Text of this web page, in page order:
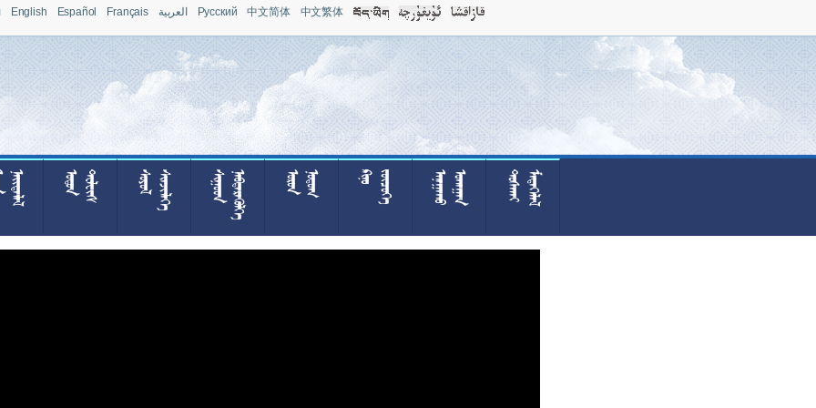
English Español Français العربية Pусский 中文简体 中文繁体
 







  











  














  






  







  










 












 